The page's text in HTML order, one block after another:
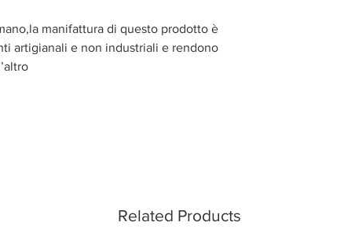
manifattura di questo prodotto è
artigianali e non industriali e rendono
Related Products